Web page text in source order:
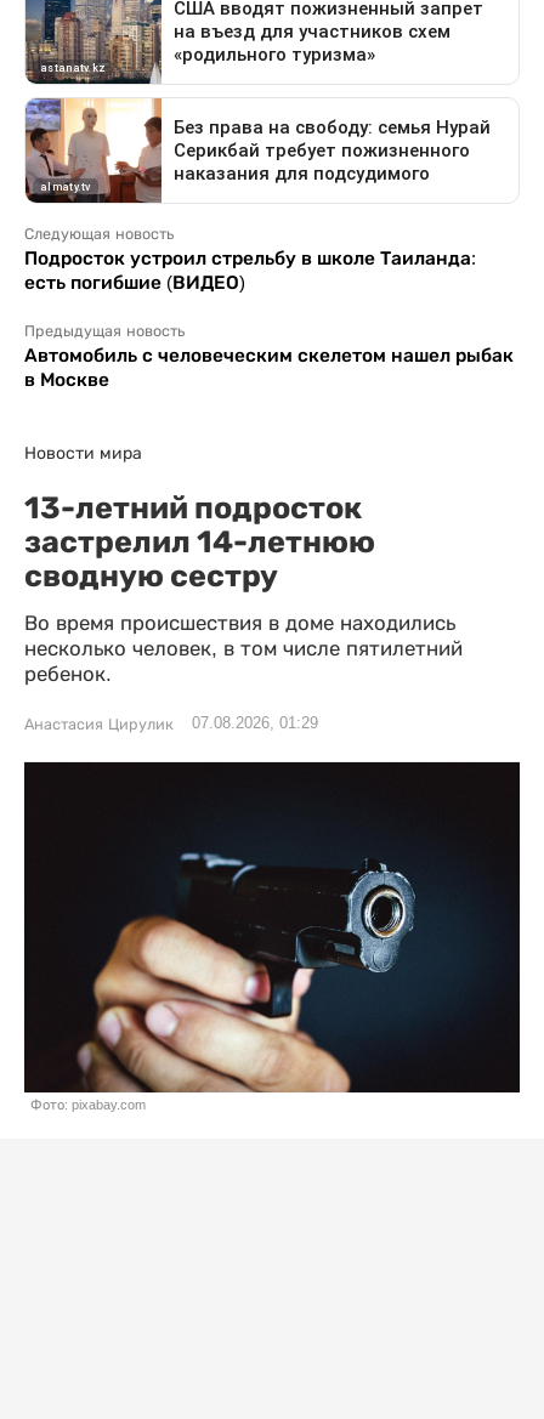
Следующая новость
Подросток устроил стрельбу в школе Таиланда:
есть погибшие (ВИДЕО)
Предыдущая новость
Автомобиль с человеческим скелетом нашел рыбак
в Москве
Новости мира
13-летний подросток
застрелил 14-летнюю
сводную сестру
Во время происшествия в доме находились
несколько человек, в том числе пятилетний
ребенок.
Анастасия Цирулик 07.08.2026, 01:29
Фото: pixabay.com